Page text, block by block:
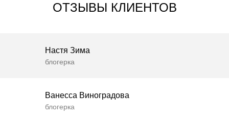
ОТЗЫВЫ КЛИЕНТОВ
Настя Зима
блогерка
Ванесса Виноградова
блогерка